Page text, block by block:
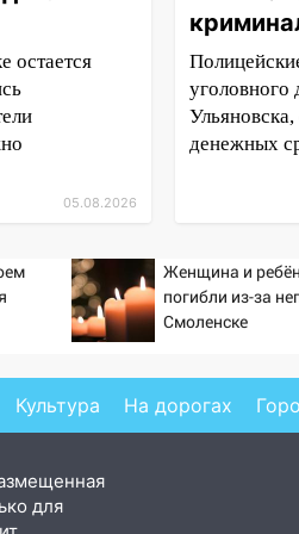
остается
05.08.2026
уголовного
денежных
Женщина и
погибли из-за
Смоленске
Культура На дорогах
для